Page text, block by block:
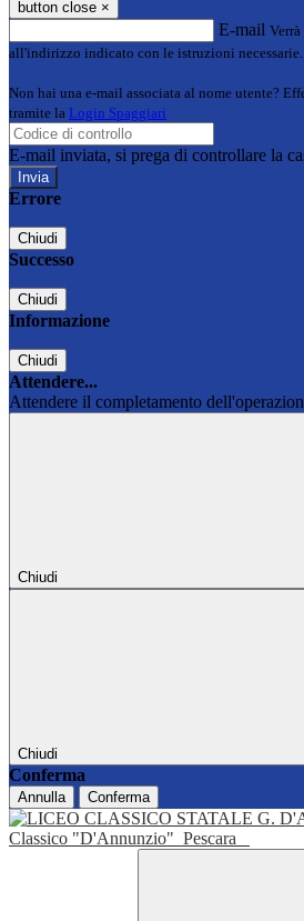
button close ×
E-mail
all'indirizzo indicato con le istruzioni necessarie.
Non hai una e-mail associata al nome utente?
tramite la Login Spaggiari
E-mail inviata, si prega di controllare la
Errore
Chiudi
Successo
Chiudi
Informazione
Chiudi
Attendere...
Attendere il completamento
Chiudi
Chiudi
Conferma
Annulla Conferma
Classico "D'Annunzio" Pescara